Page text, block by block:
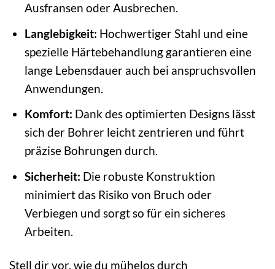
Ausfransen oder Ausbrechen.
Langlebigkeit: Hochwertiger Stahl und eine
spezielle Härtebehandlung garantieren eine
lange Lebensdauer auch bei anspruchsvollen
Anwendungen.
Komfort: Dank des optimierten Designs lässt
sich der Bohrer leicht zentrieren und führt
präzise Bohrungen durch.
Sicherheit: Die robuste Konstruktion
minimiert das Risiko von Bruch oder
Verbiegen und sorgt so für ein sicheres
Arbeiten.
Stell dir vor, wie du mühelos durch